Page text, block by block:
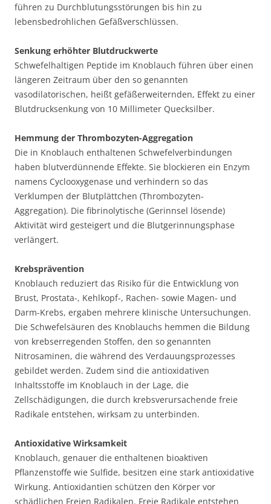
führen zu Durchblutungsstörungen bis hin zu
lebensbedrohlichen Gefäßverschlüssen.
Senkung erhöhter Blutdruckwerte
Schwefelhaltigen Peptide im Knoblauch führen über einen
längeren Zeitraum über den so genannten
vasodilatorischen, heißt gefäßerweiternden, Effekt zu einer
Blutdrucksenkung von 10 Millimeter Quecksilber.
Hemmung der Thrombozyten-Aggregation
Die in Knoblauch enthaltenen Schwefelverbindungen
haben blutverdünnende Effekte. Sie blockieren ein Enzym
namens Cyclooxygenase und verhindern so das
Verklumpen der Blutplättchen (Thrombozyten-
Aggregation). Die fibrinolytische (Gerinnsel lösende)
Aktivität wird gesteigert und die Blutgerinnungsphase
verlängert.
Krebsprävention
Knoblauch reduziert das Risiko für die Entwicklung von
Brust, Prostata-, Kehlkopf-, Rachen- sowie Magen- und
Darm-Krebs, ergaben mehrere klinische Untersuchungen.
Die Schwefelsäuren des Knoblauchs hemmen die Bildung
von krebserregenden Stoffen, den so genannten
Nitrosaminen, die während des Verdauungsprozesses
gebildet werden. Zudem sind die antioxidativen
Inhaltsstoffe im Knoblauch in der Lage, die
Zellschädigungen, die durch krebsverursachende freie
Radikale entstehen, wirksam zu unterbinden.
Antioxidative Wirksamkeit
Knoblauch, genauer die enthaltenen bioaktiven
Pflanzenstoffe wie Sulfide, besitzen eine stark antioxidative
Wirkung. Antioxidantien schützen den Körper vor
schädlichen Freien Radikalen. Freie Radikale entstehen